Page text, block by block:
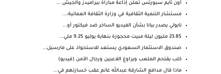
أون تايم سبورتس تعلن إذاعة مباراة بيراميدز والجيش ...
مستشار التنمية الثقافية في وزارة الثقافة العمانية:...
نابولي يصدر بيانا بشأن الفيديو الساخر ضد فيكتور أو...
23.85 مليون ليلة مبيت محجوزة بنهاية يوليو 9.25 ملي...
صندوق الاستثمار السعودي يستعد للاستحواذ على مارسيل...
كلب يقتحم الملعب ويراوغ اللاعبين ورجال الأمن (فيديو)
ماذا قال مدافع الشارقة عبدالله غانم عقب خسارتهم في...